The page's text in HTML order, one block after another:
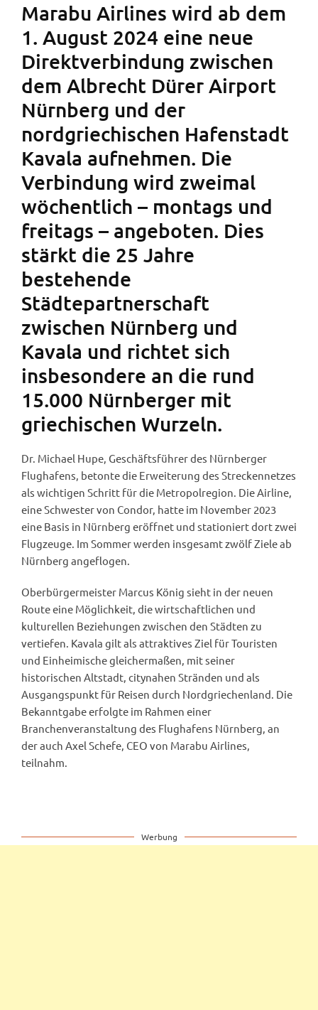
Marabu Airlines wird ab dem
1. August 2024 eine neue
Direktverbindung zwischen
dem Albrecht Dürer Airport
Nürnberg und der
nordgriechischen Hafenstadt
Kavala aufnehmen. Die
Verbindung wird zweimal
wöchentlich – montags und
freitags – angeboten. Dies
stärkt die 25 Jahre
bestehende
Städtepartnerschaft
zwischen Nürnberg und
Kavala und richtet sich
insbesondere an die rund
15.000 Nürnberger mit
griechischen Wurzeln.
Dr. Michael Hupe, Geschäftsführer des Nürnberger
Flughafens, betonte die Erweiterung des Streckennetzes
als wichtigen Schritt für die Metropolregion. Die Airline,
eine Schwester von Condor, hatte im November 2023
eine Basis in Nürnberg eröffnet und stationiert dort zwei
Flugzeuge. Im Sommer werden insgesamt zwölf Ziele ab
Nürnberg angeflogen.
Oberbürgermeister Marcus König sieht in der neuen
Route eine Möglichkeit, die wirtschaftlichen und
kulturellen Beziehungen zwischen den Städten zu
vertiefen. Kavala gilt als attraktives Ziel für Touristen
und Einheimische gleichermaßen, mit seiner
historischen Altstadt, citynahen Stränden und als
Ausgangspunkt für Reisen durch Nordgriechenland. Die
Bekanntgabe erfolgte im Rahmen einer
Branchenveranstaltung des Flughafens Nürnberg, an
der auch Axel Schefe, CEO von Marabu Airlines,
teilnahm.
Werbung